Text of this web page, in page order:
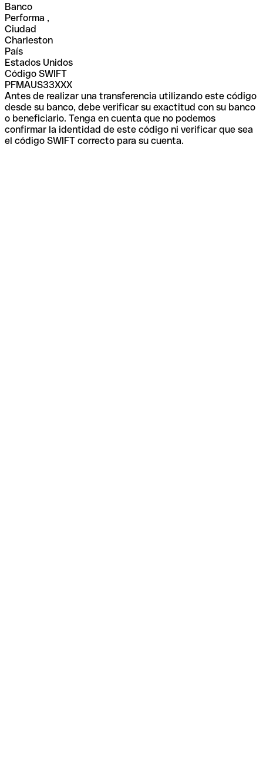
Banco
Performa ,
Ciudad
Charleston
País
Estados Unidos
Código SWIFT
PFMAUS33XXX
Antes de realizar una transferencia utilizando este código
desde su banco, debe verificar su exactitud con su banco
o beneficiario. Tenga en cuenta que no podemos
confirmar la identidad de este código ni verificar que sea
el código SWIFT correcto para su cuenta.